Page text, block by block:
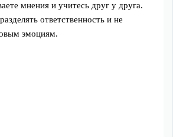
мнения и учитесь друг у друга.
ответственность и не
эмоциям.